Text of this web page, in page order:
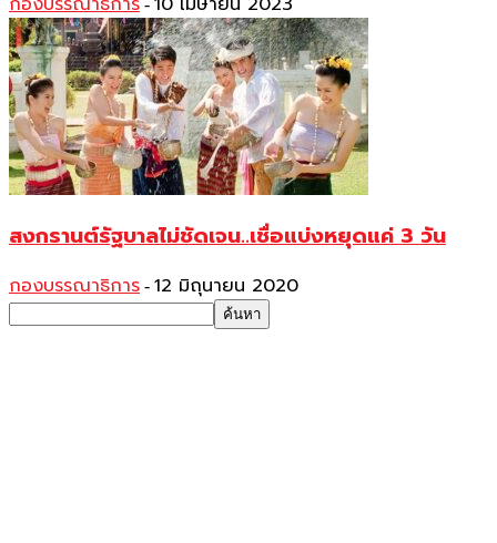
-
สงกรานต์รัฐบาลไม่ชัดเจน..เชื่อแบ่งหยุดแค่ 3 วัน
กองบรรณาธิการ - 12 มิถุนายน 2020